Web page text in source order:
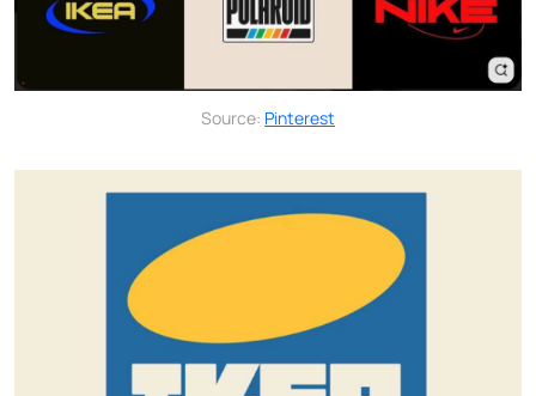
Source: Pinterest